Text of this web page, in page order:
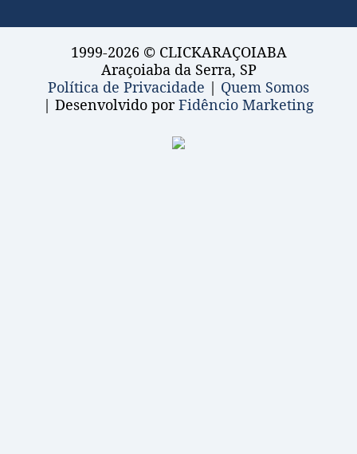
1999-2026 © CLICKARAÇOIABA
Araçoiaba da Serra, SP
Política de Privacidade | Quem Somos
| Desenvolvido porFidêncio Marketing